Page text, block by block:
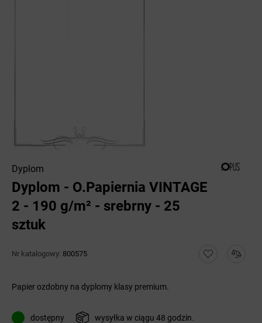
Dyplom
Dyplom - O.Papiernia VINTAGE
2 - 190 g/m² - srebrny - 25
sztuk
Nr katalogowy: 800575
Papier ozdobny na dyplomy klasy premium.
dostępny wysyłka w ciągu 48 godzin.